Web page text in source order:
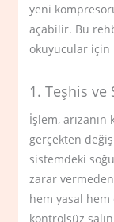
yeni
açabilir. Bu
okuyucular için
1. Teşhis ve
İşlem,
gerçekten
sistemdeki
zarar
hem yasal hem
kontrolsüz